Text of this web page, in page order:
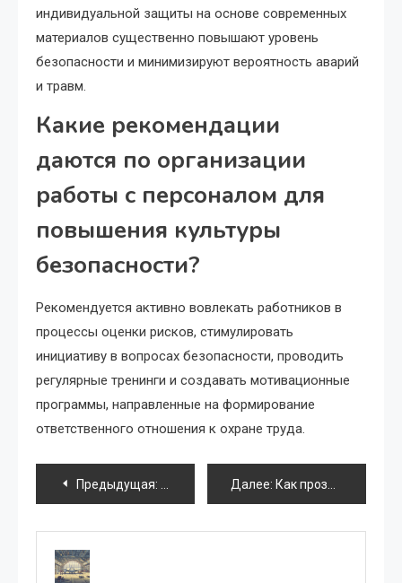
индивидуальной защиты на основе современных
материалов существенно повышают уровень
безопасности и минимизируют вероятность аварий
и травм.
Какие рекомендации
даются по организации
работы с персоналом для
повышения культуры
безопасности?
Рекомендуется активно вовлекать работников в
процессы оценки рисков, стимулировать
инициативу в вопросах безопасности, проводить
регулярные тренинги и создавать мотивационные
программы, направленные на формирование
ответственного отношения к охране труда.
Навигация
по
записям
Предыдущая: Как сделать эвакуа тренировки
Далее: Как прозрачная коммуникация меняет правила игры: секреты открытого принятия решений